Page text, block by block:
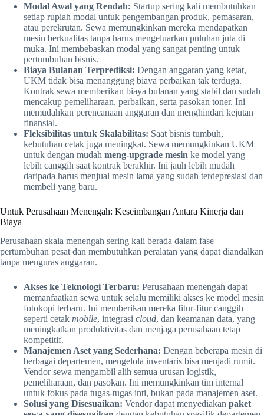
Modal Awal yang Rendah: Startup sering kali membutuhkan
setiap rupiah modal untuk pengembangan produk, pemasaran,
atau perekrutan. Sewa memungkinkan mereka mendapatkan
mesin berkualitas tanpa harus mengeluarkan puluhan juta di
muka. Ini membebaskan modal yang sangat penting untuk
pertumbuhan bisnis.
Biaya Bulanan Terprediksi: Dengan anggaran yang ketat,
UKM tidak bisa menanggung biaya perbaikan tak terduga.
Kontrak sewa memberikan biaya bulanan yang stabil dan sudah
mencakup pemeliharaan, perbaikan, serta pasokan toner. Ini
memudahkan perencanaan anggaran dan menghindari kejutan
finansial.
Fleksibilitas untuk Skalabilitas: Saat bisnis tumbuh,
kebutuhan cetak juga meningkat. Sewa memungkinkan UKM
untuk dengan mudah meng-upgrade mesin ke model yang
lebih canggih saat kontrak berakhir. Ini jauh lebih mudah
daripada harus menjual mesin lama yang sudah terdepresiasi dan
membeli yang baru.
Untuk Perusahaan Menengah: Keseimbangan Antara Kinerja dan
Biaya
Perusahaan skala menengah sering kali berada dalam fase
pertumbuhan pesat dan membutuhkan peralatan yang dapat diandalkan
tanpa menguras anggaran.
Akses ke Teknologi Terbaru: Perusahaan menengah dapat
memanfaatkan sewa untuk selalu memiliki akses ke model mesin
fotokopi terbaru. Ini memberikan mereka fitur-fitur canggih
seperti cetak mobile, integrasi cloud, dan keamanan data, yang
meningkatkan produktivitas dan menjaga perusahaan tetap
kompetitif.
Manajemen Aset yang Sederhana: Dengan beberapa mesin di
berbagai departemen, mengelola inventaris bisa menjadi rumit.
Vendor sewa mengambil alih semua urusan logistik,
pemeliharaan, dan pasokan. Ini memungkinkan tim internal
untuk fokus pada tugas-tugas inti, bukan pada manajemen aset.
Solusi yang Disesuaikan: Vendor dapat menyediakan paket